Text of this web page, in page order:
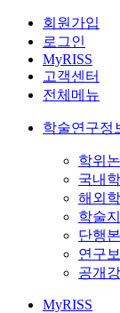
회원가입
로그인
MyRISS
고객센터
전체메뉴
학술연구정
학위
국내
해외
학술지
단행본
연구
공개
MyRISS